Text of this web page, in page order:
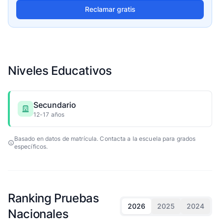
Reclamar gratis
Niveles Educativos
Secundario
12-17 años
Basado en datos de matrícula. Contacta a la escuela para grados
específicos.
Ranking Pruebas
Nacionales
2026 2025 2024